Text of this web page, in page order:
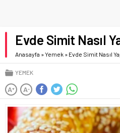
Evde Simit Nasıl
Anasayfa »Yemek » Evde Simit Nasıl
YEMEK
A+ A-